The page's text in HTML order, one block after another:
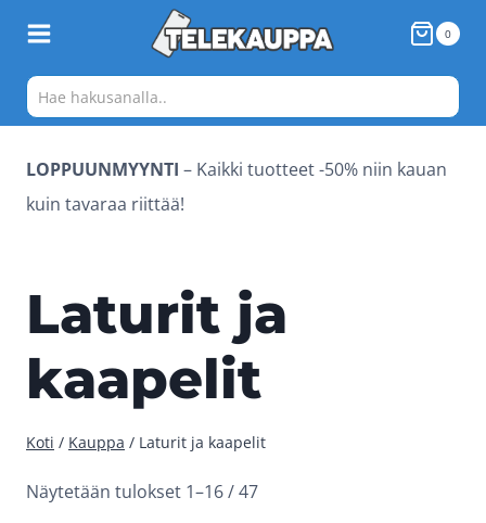
sisältöön
0
LOPPUUNMYYNTI – Kaikki tuotteet -50% niin kauan
kuin tavaraa riittää!
Laturit ja
kaapelit
Koti / Kauppa / Laturit ja kaapelit
Näytetään tulokset 1–16 / 47